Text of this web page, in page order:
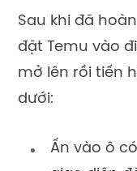
Sau khi đã
đặt Temu vào
mở lên rồi tiến
dưới:
Ấn vào ô